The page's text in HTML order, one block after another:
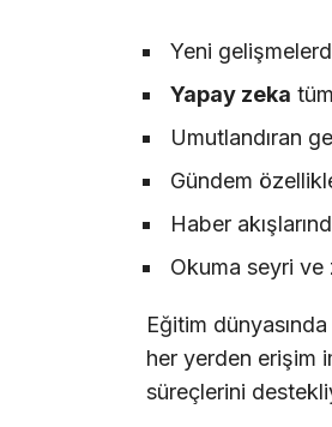
Yeni
Yapay zeka
Umutlandıran
Gündem
Haber
Okuma seyri
Eğitim
her yerden erişim
süreçlerini